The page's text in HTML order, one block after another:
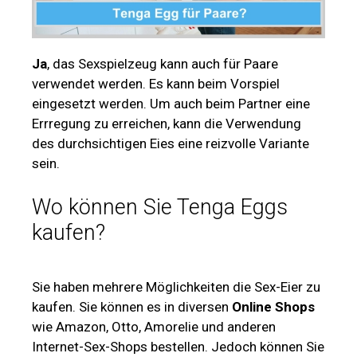
Ja, das Sexspielzeug kann auch für Paare
verwendet werden. Es kann beim Vorspiel
eingesetzt werden. Um auch beim Partner eine
Errregung zu erreichen, kann die Verwendung
des durchsichtigen Eies eine reizvolle Variante
sein.
Wo können Sie Tenga Eggs
kaufen?
Sie haben mehrere Möglichkeiten die Sex-Eier zu
kaufen. Sie können es in diversen Online Shops
wie Amazon, Otto, Amorelie und anderen
Internet-Sex-Shops bestellen. Jedoch können Sie